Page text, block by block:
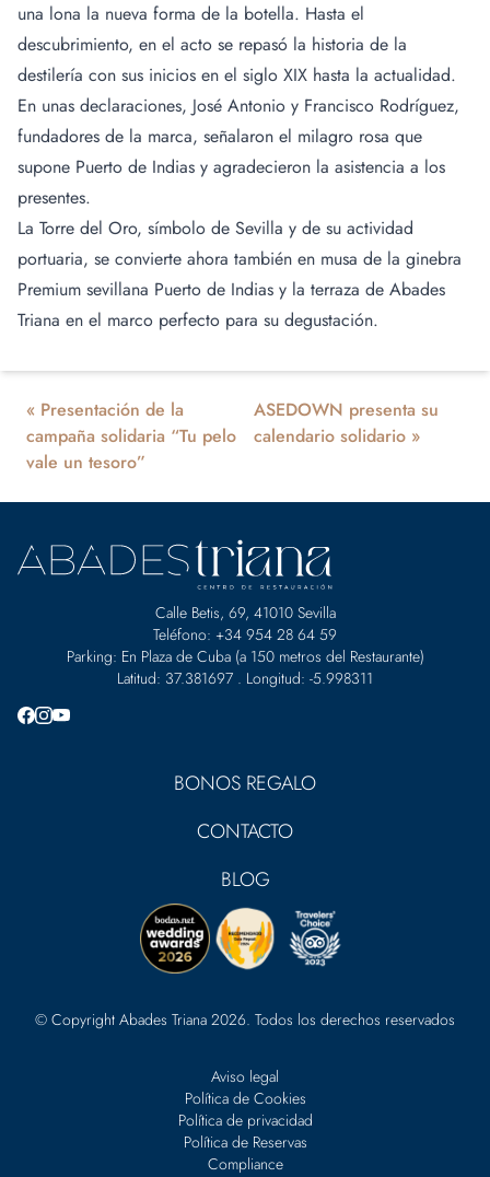
una lona la nueva forma de la botella. Hasta el
descubrimiento, en el acto se repasó la historia de la
destilería con sus inicios en el siglo XIX hasta la actualidad.
En unas declaraciones, José Antonio y Francisco Rodríguez,
fundadores de la marca, señalaron el milagro rosa que
supone Puerto de Indias y agradecieron la asistencia a los
presentes.
La Torre del Oro, símbolo de Sevilla y de su actividad
portuaria, se convierte ahora también en musa de la ginebra
Premium sevillana Puerto de Indias y la terraza de Abades
Triana en el marco perfecto para su degustación.
« Presentación de la
campaña solidaria “Tu pelo
vale un tesoro”
ASEDOWN presenta su
calendario solidario »
Calle Betis, 69, 41010 Sevilla
Teléfono: +34 954 28 64 59
Parking: En Plaza de Cuba (a 150 metros del Restaurante)
Latitud: 37.381697 . Longitud: -5.998311
BONOS REGALO
CONTACTO
BLOG
© Copyright Abades Triana 2026. Todos los derechos reservados
Aviso legal
Política de Cookies
Política de privacidad
Política de Reservas
Compliance